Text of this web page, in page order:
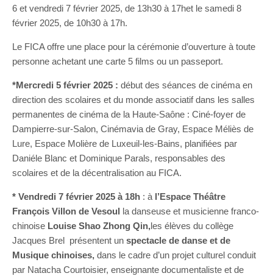
6 et vendredi 7 février 2025, de 13h30 à 17het le samedi 8
février 2025, de 10h30 à 17h.
Le FICA offre une place pour la cérémonie d’ouverture à toute
personne achetant une carte 5 films ou un passeport.
*Mercredi 5 février 2025 : début des séances de cinéma en
direction des scolaires et du monde associatif dans les salles
permanentes de cinéma de la Haute-Saône : Ciné-foyer de
Dampierre-sur-Salon, Cinémavia de Gray, Espace Méliès de
Lure, Espace Molière de Luxeuil-les-Bains, planifiées par
Daniéle Blanc et Dominique Parals, responsables des
scolaires et de la décentralisation au FICA.
* Vendredi 7 février 2025 à 18h : à l’Espace Théâtre
François Villon de Vesoul la danseuse et musicienne franco-
chinoise Louise Shao Zhong Qin,les élèves du collège
Jacques Brel présentent un spectacle de danse et de
Musique chinoises, dans le cadre d’un projet culturel conduit
par Natacha Courtoisier, enseignante documentaliste et de